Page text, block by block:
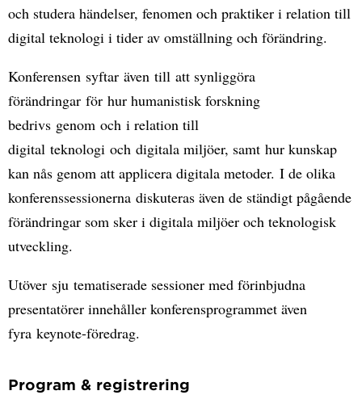
och studera händelser, fenomen och praktiker i relation till
digital teknologi i tider av omställning och förändring.
Konferensen syftar även till att synliggöra
förändringar för hur humanistisk forskning
bedrivs genom och i relation till
digital teknologi och digitala miljöer, samt hur kunskap
kan nås genom att applicera digitala metoder. I de olika
konferenssessionerna diskuteras även de ständigt pågående
förändringar som sker i digitala miljöer och teknologisk
utveckling.
Utöver sju tematiserade sessioner med förinbjudna
presentatörer innehåller konferensprogrammet även
fyra keynote-föredrag.
Program & registrering